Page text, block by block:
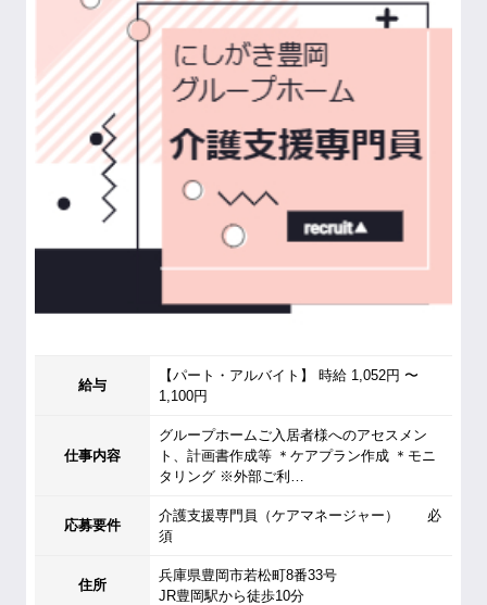
給与
【パート・アルバイト】 時給 1,052円 〜
1,100円
仕事内容
グループホームご入居者様へのアセスメン
ト、計画書作成等 ＊ケアプラン作成 ＊モニ
タリング ※外部ご利…
応募要件
介護支援専門員（ケアマネージャー） 必
須
住所
兵庫県豊岡市若松町8番33号
JR豊岡駅から徒歩10分